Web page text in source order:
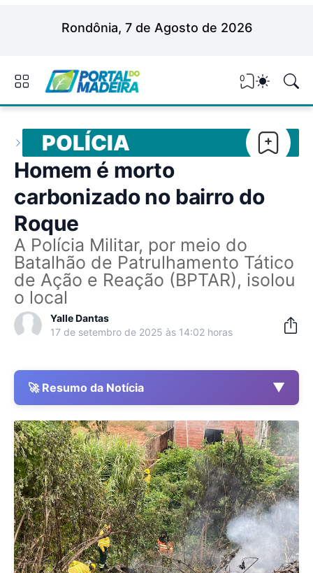
Rondônia, 7 de Agosto de 2026
0
POLÍCIA
Homem é morto
carbonizado no bairro do
Roque
A Polícia Militar, por meio do
Batalhão de Patrulhamento Tático
de Ação e Reação (BPTAR), isolou
o local
Yalle Dantas
17 de setembro de 2025 às 14:02 horas
🚀 Resumo da Notícia ▼